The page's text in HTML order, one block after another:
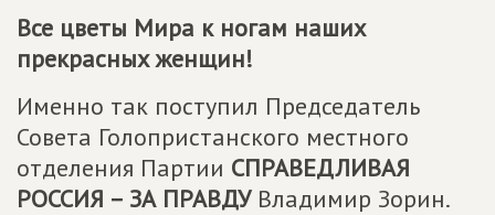
Все цветы Мира к ногам наших
прекрасных женщин!
Именно так поступил Председатель
Совета Голопристанского местного
отделения Партии СПРАВЕДЛИВАЯ
РОССИЯ – ЗА ПРАВДУВладимир Зорин.